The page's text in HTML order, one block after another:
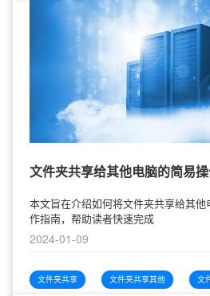
文件夹共享给其他电脑的简易
本文旨在介绍如何将文件夹共享给其
作指南，帮助读者快速完成
2024-01-09
文件夹共享 文件夹共享其他 文